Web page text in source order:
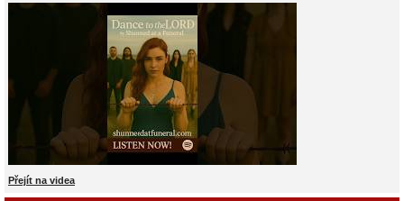
Přejít na videa